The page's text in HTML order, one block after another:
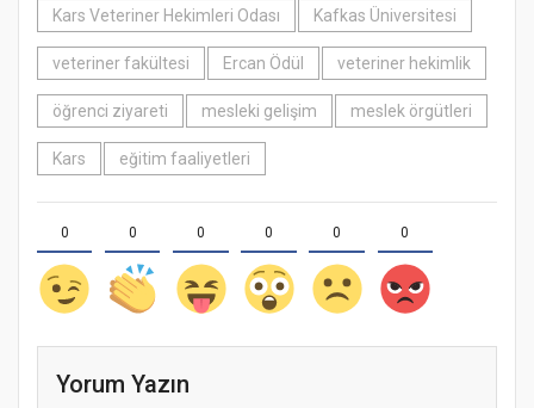
Kars Veteriner Hekimleri Odası
Kafkas Üniversitesi
veteriner fakültesi Ercan Ödül veteriner hekimlik
öğrenci ziyareti mesleki gelişim meslek örgütleri
Kars eğitim faaliyetleri
0 0 0 0 0 0
Yorum Yazın